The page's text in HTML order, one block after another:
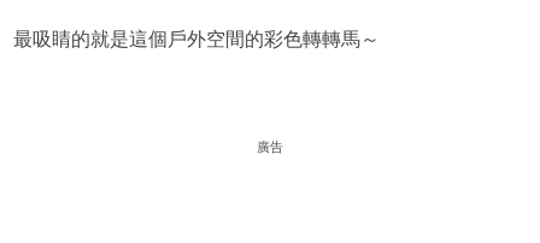
最吸睛的就是這個戶外空間的彩色轉轉馬～
廣告